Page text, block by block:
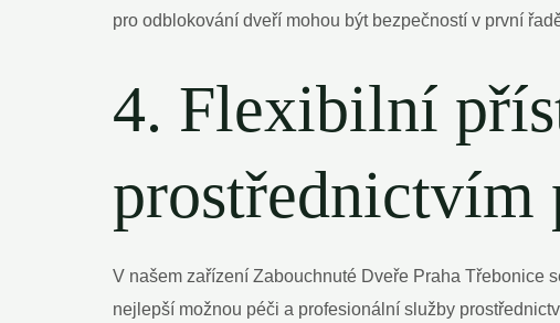
pro odblokování dveří mohou být bezpečností v první
4. Flexibilní
prostřednictvím
V našem zařízení Zabouchnuté Dveře Praha Třebonice
nejlepší možnou péči a profesionální služby